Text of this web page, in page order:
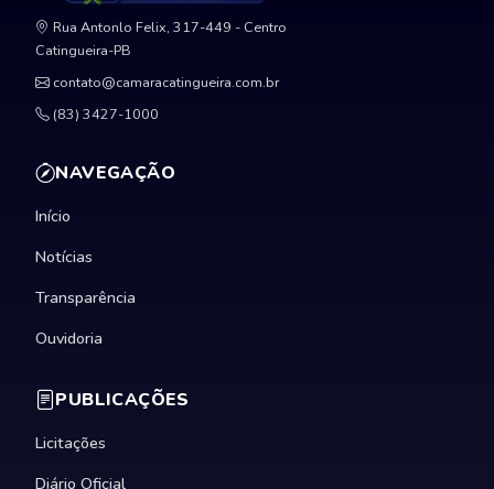
Rua Antonlo Felix, 317-449 - Centro
Catingueira-PB
contato@camaracatingueira.com.br
(83) 3427-1000
NAVEGAÇÃO
Início
Notícias
Transparência
Ouvidoria
PUBLICAÇÕES
Licitações
Diário Oficial